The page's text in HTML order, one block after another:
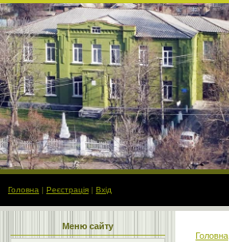
Головна | Реєстрація | Вхід
Меню сайту
Головна